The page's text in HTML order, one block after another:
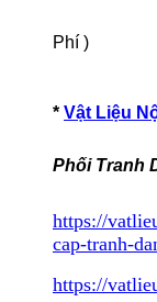
Phí )
* Vật Liệu
Phối Tranh
https://
cap-tranh-
https://